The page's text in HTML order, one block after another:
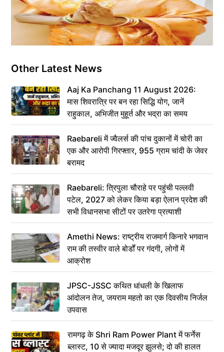
Other Latest News
Aaj Ka Panchang 11 August 2026:
मास शिवरात्रि पर बन रहा सिद्धि योग, जानें
राहुकाल, अभिजीत मुहूर्त और भद्रा का समय
Raebareli में ज्वैलर्स की पांच दुकानों में चोरी का
एक और आरोपी गिरफ्तार, 955 ग्राम चांदी के जेवर
बरामद
Raebareli: त्रिपुला चौराहे पर पहुंची पल्लवी
पटेल, 2027 को लेकर किया बड़ा ऐलान प्रदेश की
सभी विधानसभा सीटों पर उतरेगा प्रत्याशी
Amethi News: राष्ट्रीय राजमार्ग किनारे भगवान
राम की तस्वीर वाले बोर्डों पर गंदगी, लोगों में
आक्रोश
JPSC-JSSC कथित धांधली के खिलाफ
आंदोलन तेज, जयराम महतो का एक दिवसीय निर्जल
उपवास
रामगढ़ के Shri Ram Power Plant में फर्नेस
ब्लास्ट, 10 से ज्यादा मजदूर झुलसे; दो की हालत